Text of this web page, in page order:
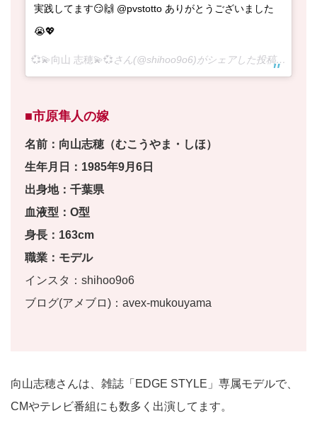
実践してます😏🙌 @pvstotto ありがとうございました
😭💖
💞💫向山 志穂💫💞さん(@shihoo9o6)がシェアした投稿 –
■市原隼人の嫁
名前：向山志穂（むこうやま・しほ）
生年月日：1985年9月6日
出身地：千葉県
血液型：O型
身長：163cm
職業：モデル
インスタ：shihoo9o6
ブログ(アメブロ)：avex-mukouyama
向山志穂さんは、雑誌「EDGE STYLE」専属モデルで、
CMやテレビ番組にも数多く出演してます。